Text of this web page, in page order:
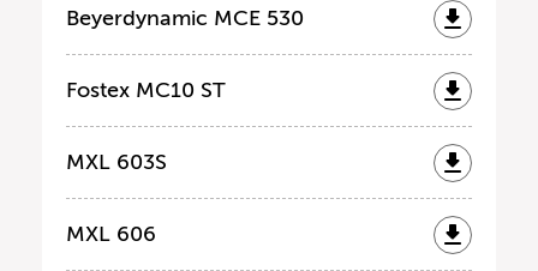
Beyerdynamic MCE 530
Fostex MC10 ST
MXL 603S
MXL 606